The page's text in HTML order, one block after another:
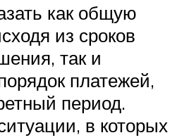
как общую
из сроков
так и
платежей,
период.
в которых